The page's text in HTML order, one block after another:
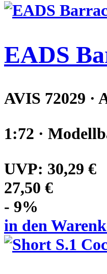
EADS
AVIS 72029 ·
1:72 ·
UVP: 30,29 €
27,50 €
- 9%
in den